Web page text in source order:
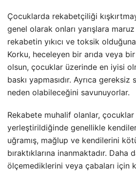
Çocuklarda rekabetçiliği
genel olarak onları yarışlara maruz
rekabetin yıkıcı ve toksik
Korku, heceleyen bir arıda veya
olsun, çocuklar üzerinde en iyisi
baskı yapmasıdır. Ayrıca gereksiz
neden olabileceğini savunuyorlar.
Rekabete muhalif olanlar,
yerleştirildiğinde genellikle
uğramış, mağlup ve kendilerini
bıraktıklarına inanmaktadır.
ölçemediklerini veya çabaları için